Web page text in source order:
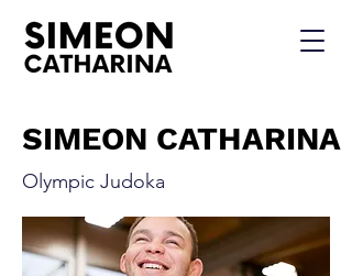
Olympic Judoka
SIMEON CATHARINA